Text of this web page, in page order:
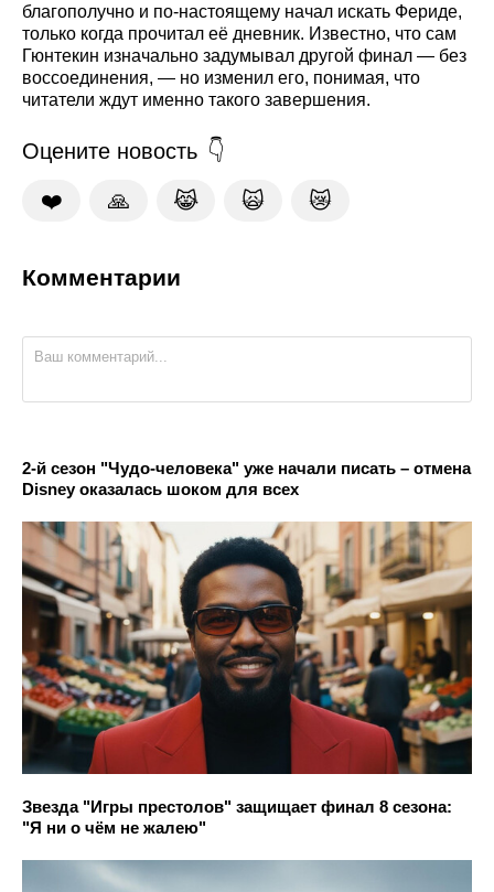
благополучно и по-настоящему начал искать Фериде,
только когда прочитал её дневник. Известно, что сам
Гюнтекин изначально задумывал другой финал — без
воссоединения, — но изменил его, понимая, что
читатели ждут именно такого завершения.
Оцените новость
❤️ 🙏 😹 🙀 😿
Комментарии
2-й сезон "Чудо-человека" уже начали писать – отмена
Disney оказалась шоком для всех
Звезда "Игры престолов" защищает финал 8 сезона:
"Я ни о чём не жалею"